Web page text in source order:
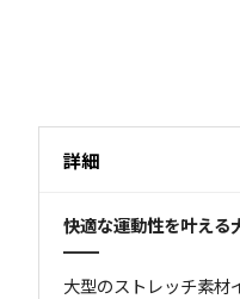
詳細
快適な運動性を叶える
大型のストレッチ素材